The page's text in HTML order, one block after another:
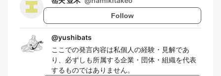
Follow
@yushibats
ここでの発言内容は私個人の経験・見解であ
り、必ずしも所属する企業・団体・組織を代表
するものではありません。